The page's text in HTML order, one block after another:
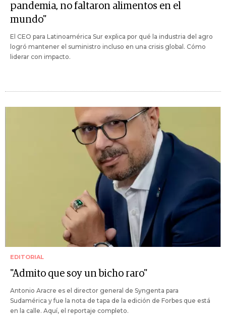
pandemia, no faltaron alimentos en el
mundo"
El CEO para Latinoamérica Sur explica por qué la industria del agro
logró mantener el suministro incluso en una crisis global. Cómo
liderar con impacto.
EDITORIAL
"Admito que soy un bicho raro"
Antonio Aracre es el director general de Syngenta para
Sudamérica y fue la nota de tapa de la edición de Forbes que está
en la calle. Aquí, el reportaje completo.